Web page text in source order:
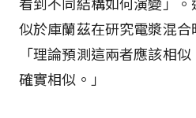
似於庫蘭茲在研究電漿混合
「理論預測這兩者應該相
確實相似。」